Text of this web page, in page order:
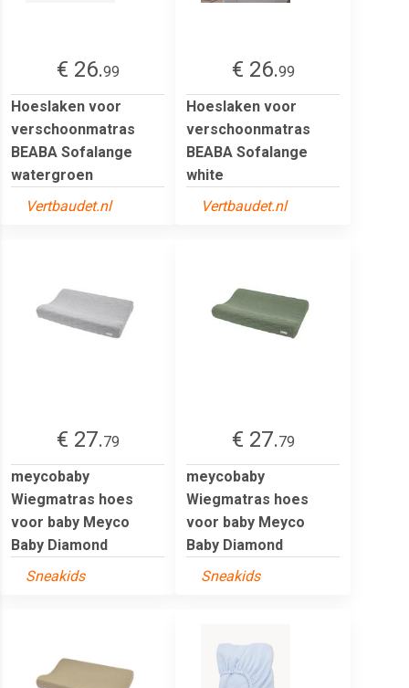
€ 26.99
Hoeslaken voor
verschoonmatras
BEABA Sofalange
watergroen
Vertbaudet.nl
€ 26.99
Hoeslaken voor
verschoonmatras
BEABA Sofalange
white
Vertbaudet.nl
€ 27.79
meycobaby
Wiegmatras hoes
voor baby Meyco
Baby Diamond
Sneakids
€ 27.79
meycobaby
Wiegmatras hoes
voor baby Meyco
Baby Diamond
Sneakids